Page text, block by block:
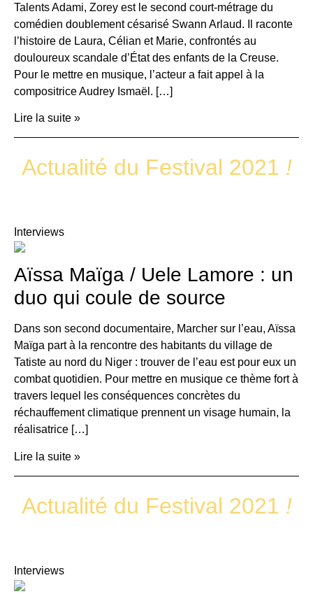
Talents Adami, Zorey est le second court-métrage du
comédien doublement césarisé Swann Arlaud. Il raconte
l’histoire de Laura, Célian et Marie, confrontés au
douloureux scandale d’État des enfants de la Creuse.
Pour le mettre en musique, l’acteur a fait appel à la
compositrice Audrey Ismaël. […]
Lire la suite »
Actualité du Festival 2021 !
Interviews
Aïssa Maïga / Uele Lamore : un
duo qui coule de source
Dans son second documentaire, Marcher sur l’eau, Aïssa
Maïga part à la rencontre des habitants du village de
Tatiste au nord du Niger : trouver de l’eau est pour eux un
combat quotidien. Pour mettre en musique ce thème fort à
travers lequel les conséquences concrètes du
réchauffement climatique prennent un visage humain, la
réalisatrice […]
Lire la suite »
Actualité du Festival 2021 !
Interviews